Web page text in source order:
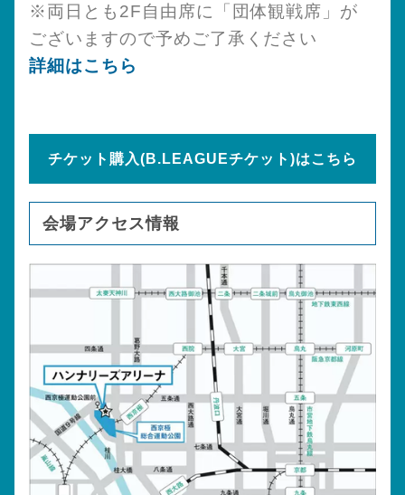
※両日とも2F自由席に「団体観戦席」が
ございますので予めご了承ください
詳細はこちら
チケット購入(B.LEAGUEチケット)はこちら
会場アクセス情報